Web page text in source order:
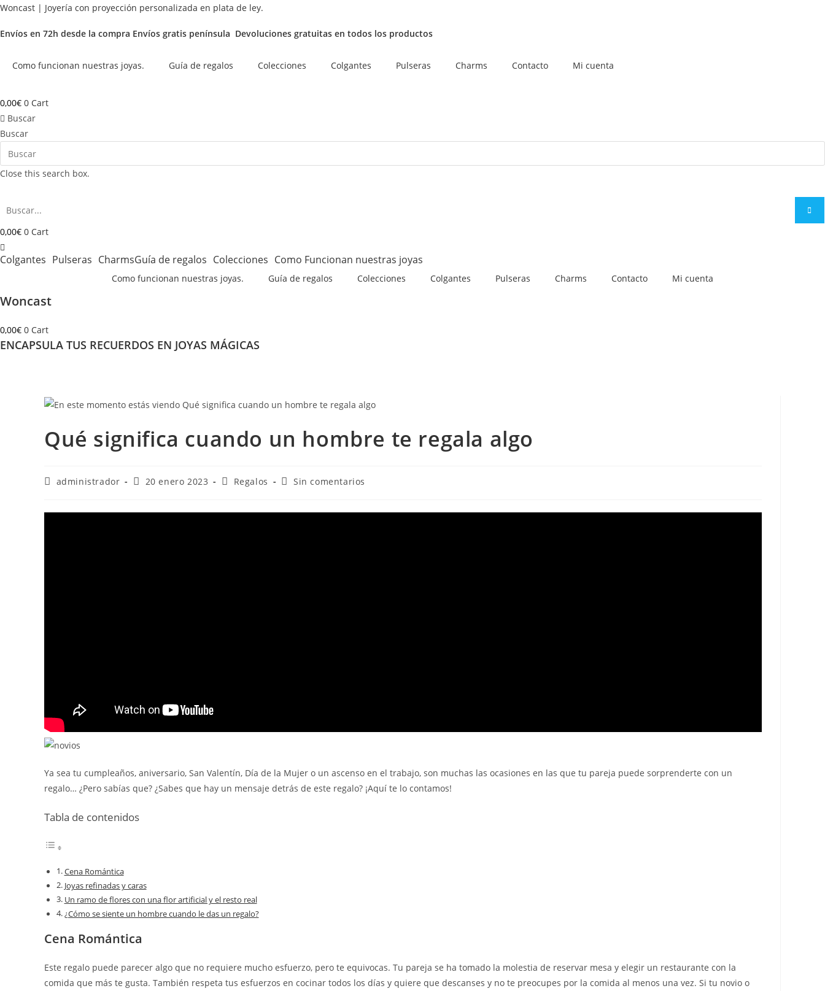
Ir
contenido
Woncast | Joyería con proyección personalizada en plata de ley.
Envíos en 72h desde la compra Envíos gratis península Devoluciones gratuitas en todos los productos
Como funcionan nuestras joyas. Guía de regalos Colecciones Colgantes Pulseras Charms Contacto Mi cuenta
0,00€ 0 Cart
Buscar
Buscar
Close this search box.
0,00€ 0 Cart
Colgantes Pulseras CharmsGuía de regalos Colecciones Como Funcionan nuestras joyas
Como funcionan nuestras joyas. Guía de regalos Colecciones Colgantes Pulseras Charms Contacto Mi cuenta
Woncast
0,00€ 0 Cart
ENCAPSULA TUS RECUERDOS EN JOYAS MÁGICAS
Qué significa cuando un hombre te regala algo
Autor
entrada:
administrador
Publicación
entrada:
20 enero 2023
Categoría
entrada:
Regalos
Comentarios
entrada:
Sin comentarios
Ya sea tu cumpleaños, aniversario, San Valentín, Día de la Mujer o un ascenso en el trabajo, son muchas las ocasiones en las que tu pareja puede sorprenderte con un
regalo… ¿Pero sabías que? ¿Sabes que hay un mensaje detrás de este regalo? ¡Aquí te lo contamos!
Tabla de contenidos
Cena Romántica
Joyas refinadas y caras
Un ramo de flores con una flor artificial y el resto real
¿Cómo se siente un hombre cuando le das un regalo?
Cena Romántica
Este regalo puede parecer algo que no requiere mucho esfuerzo, pero te equivocas. Tu pareja se ha tomado la molestia de reservar mesa y elegir un restaurante con la
comida que más te gusta. También respeta tus esfuerzos en cocinar todos los días y quiere que descanses y no te preocupes por la comida al menos una vez. Si tu novio o